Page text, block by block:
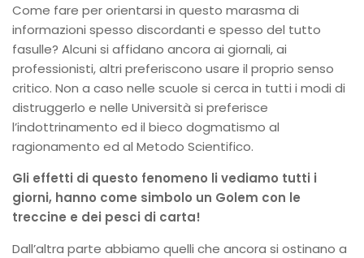
Come fare per orientarsi in questo marasma di
informazioni spesso discordanti e spesso del tutto
fasulle? Alcuni si affidano ancora ai giornali, ai
professionisti, altri preferiscono usare il proprio senso
critico. Non a caso nelle scuole si cerca in tutti i modi di
distruggerlo e nelle Università si preferisce
l’indottrinamento ed il bieco dogmatismo al
ragionamento ed al Metodo Scientifico.
Gli effetti di questo fenomeno li vediamo tutti i
giorni, hanno come simbolo un Golem con le
treccine e dei pesci di carta!
Dall’altra parte abbiamo quelli che ancora si ostinano a